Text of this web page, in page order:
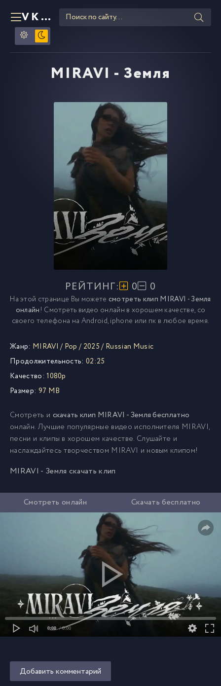
VKLIPE RU
MIRAVI - Земля
РЕЙТИНГ: 0 0
На этой странице Вы можете смотреть клип MIRAVI - Земля
онлайн! Смотреть видео онлайн в хорошем качестве, со
своего телефона на Android, iphone или пк в любое время.
Жанр: MIRAVI / Pop / 2025/ Russian Music
Продолжительность: 02:25
Качество: 1080p
Размер: 97 MB
Смотреть и скачать клип MIRAVI - Земля бесплатно
онлайн. Лучшие популярные видео исполнителя MIRAVI,
песни и клипы в хорошем качестве. Слушайте и
наслаждайтесь творчеством MIRAVI и новым клипом!
MIRAVI - Земля скачать клип
Смотреть онлайн Скачать бесплатно
0:00 / 0:00
Добавить комментарий